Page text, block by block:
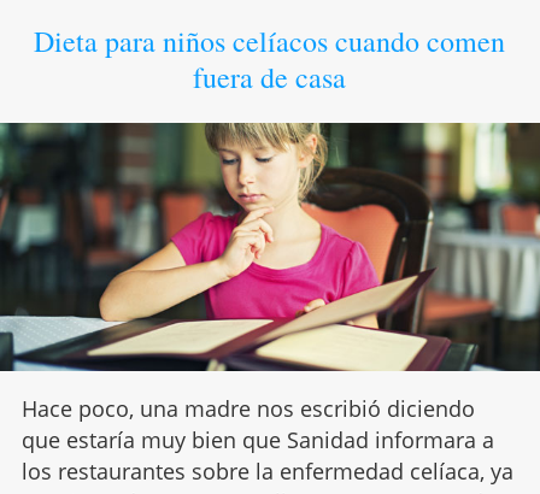
Dieta para niños celíacos cuando comen
fuera de casa
Hace poco, una madre nos escribió diciendo
que estaría muy bien que Sanidad informara a
los restaurantes sobre la enfermedad celíaca, ya